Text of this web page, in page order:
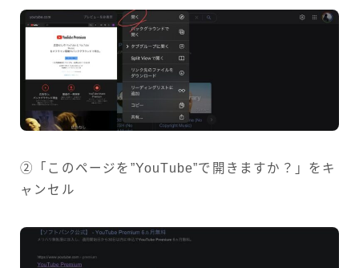
②「このページを”YouTube”で開きますか？」をキ
ャンセル